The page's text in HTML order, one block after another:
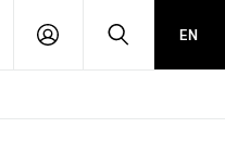
PŘIHLÁSIT HLEDATEN